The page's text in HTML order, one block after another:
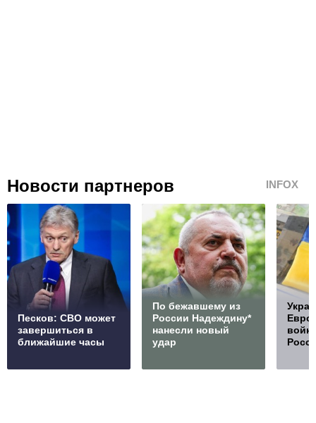
Новости партнеров INFOX
Песков: СВО может
завершиться в
ближайшие часы
По бежавшему из
России Надеждину*
нанесли новый
удар